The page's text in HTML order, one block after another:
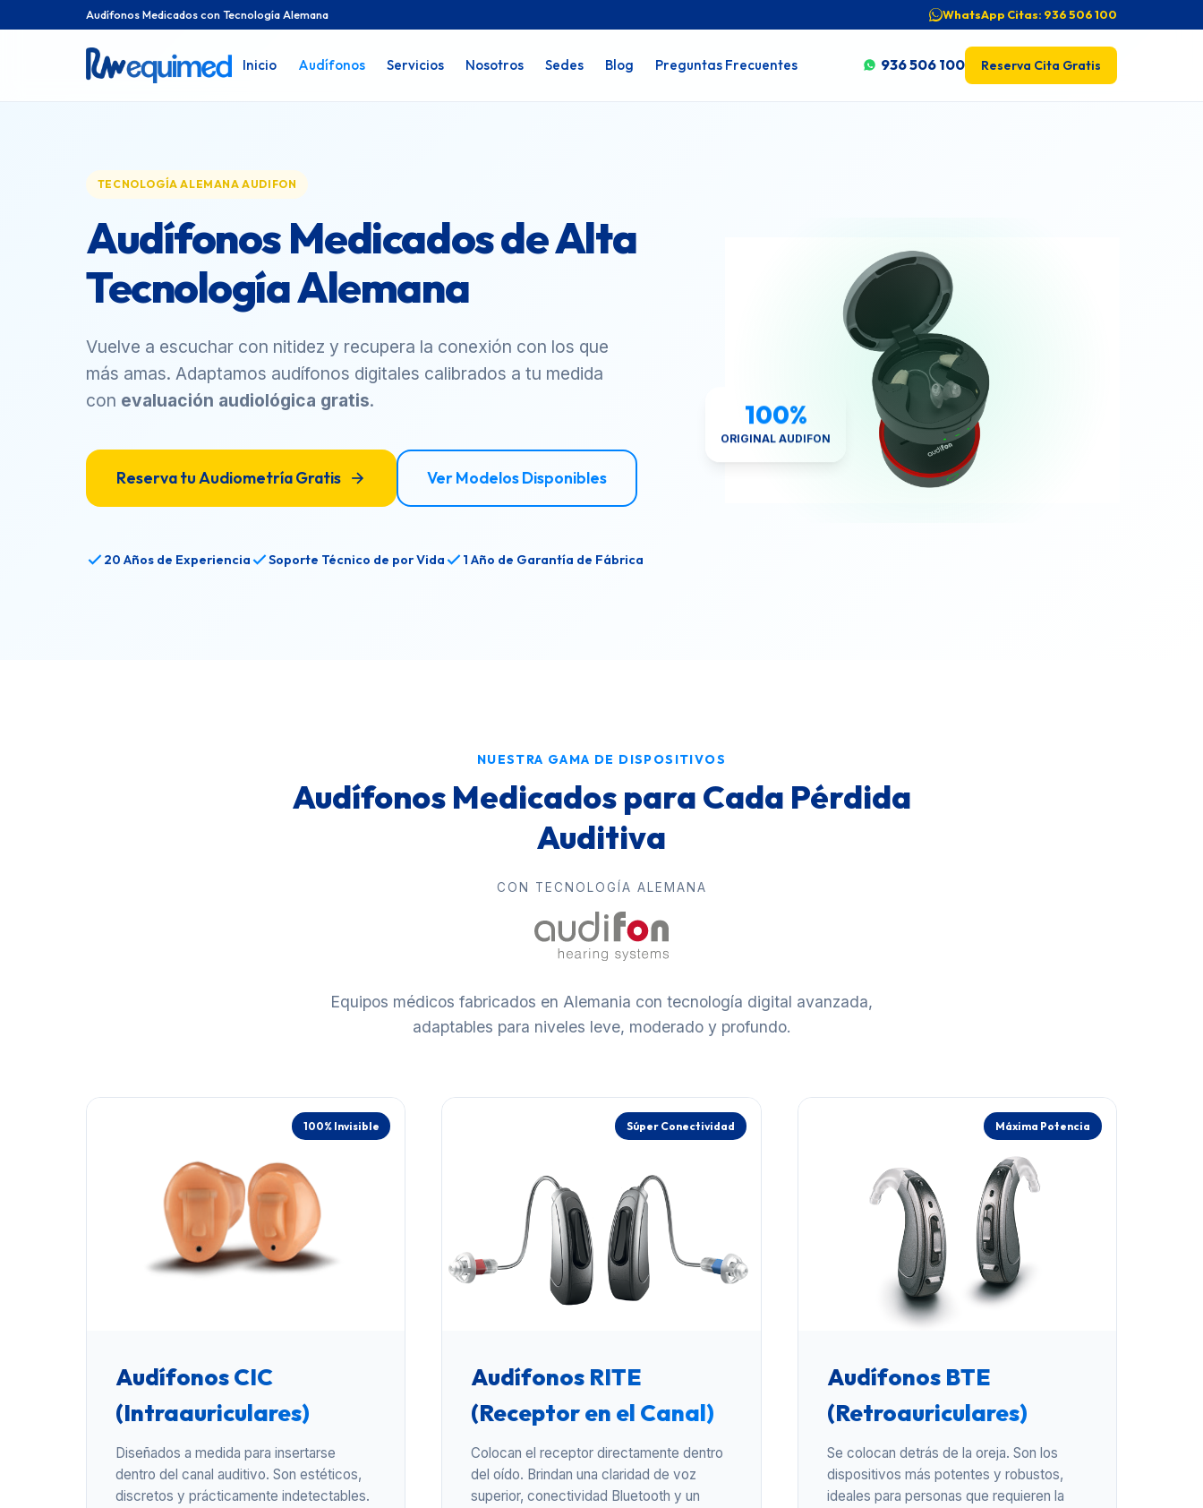
Audífonos Medicados con Tecnología Alemana WhatsApp Citas: 936 506 100
Inicio Audífonos Servicios Nosotros Sedes Blog Preguntas Frecuentes 936 506 100 Reserva Cita Gratis
TECNOLOGÍA ALEMANA AUDIFON
Audífonos Medicados de Alta
Tecnología Alemana
Vuelve a escuchar con nitidez y recupera la conexión con los que
más amas. Adaptamos audífonos digitales calibrados a tu medida
con evaluación audiológica gratis.
Reserva tu Audiometría Gratis Ver Modelos Disponibles
20 Años de Experiencia Soporte Técnico de por Vida 1 Año de Garantía de Fábrica
100%
ORIGINAL AUDIFON
NUESTRA GAMA DE DISPOSITIVOS
Audífonos Medicados para Cada Pérdida
Auditiva
CON TECNOLOGÍA ALEMANA
Equipos médicos fabricados en Alemania con tecnología digital avanzada,
adaptables para niveles leve, moderado y profundo.
100% Invisible
Audífonos CIC
(Intraauriculares)
Diseñados a medida para insertarse
dentro del canal auditivo. Son estéticos,
discretos y prácticamente indetectables.
Súper Conectividad
Audífonos RITE
(Receptor en el Canal)
Colocan el receptor directamente dentro
del oído. Brindan una claridad de voz
superior, conectividad Bluetooth y un
Máxima Potencia
Audífonos BTE
(Retroauriculares)
Se colocan detrás de la oreja. Son los
dispositivos más potentes y robustos,
ideales para personas que requieren la